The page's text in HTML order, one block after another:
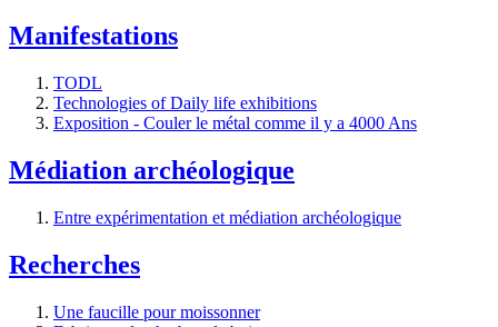
Manifestations
TODL
Technologies of Daily life exhibitions
Exposition - Couler le métal comme il y a 4000 Ans
Médiation archéologique
Entre expérimentation et médiation archéologique
Recherches
Une faucille pour moissonner